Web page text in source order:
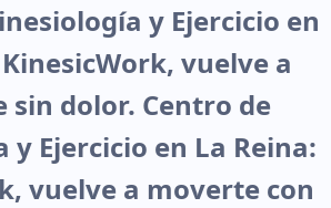
y Ejercicio en
vuelve a
sin dolor. Centro de
y Ejercicio en La Reina:
vuelve a moverte con